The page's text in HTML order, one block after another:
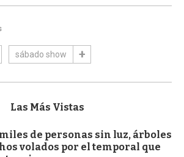
sábado show
Las Más Vistas
de personas sin luz, árboles
volados por el temporal que